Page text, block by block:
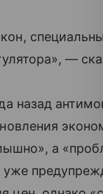
—
назад
а